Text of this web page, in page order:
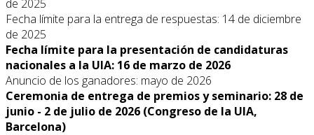
de 2025
Fecha límite para la entrega de respuestas: 14 de diciembre
de 2025
Fecha límite para la presentación de candidaturas
nacionales a la UIA: 16 de marzo de 2026
Anuncio de los ganadores: mayo de 2026
Ceremonia de entrega de premios y seminario: 28 de
junio - 2 de julio de 2026 (Congreso de la UIA,
Barcelona)